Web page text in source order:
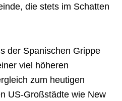
die stets im Schatten
der Spanischen Grippe
viel höheren
zum heutigen
US-Großstädte wie New